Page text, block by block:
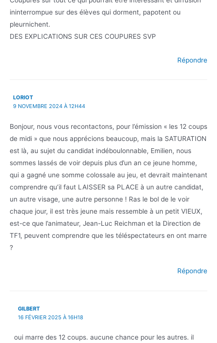
ininterrompue sur des élèves qui dorment, papotent ou
pleurnichent.
DES EXPLICATIONS SUR CES COUPURES SVP
Répondre
LORIOT
9 NOVEMBRE 2024 À 12H44
Bonjour, nous vous recontactons, pour l’émission « les 12 coups
de midi » que nous apprécions beaucoup, mais la SATURATION
est là, au sujet du candidat indéboulonnable, Emilien, nous
sommes lassés de voir depuis plus d’un an ce jeune homme,
qui a gagné une somme colossale au jeu, et devrait maintenant
comprendre qu’il faut LAISSER sa PLACE à un autre candidat,
un autre visage, une autre personne ! Ras le bol de le voir
chaque jour, il est très jeune mais ressemble à un petit VIEUX,
est-ce que l’animateur, Jean-Luc Reichman et la Direction de
TF1, peuvent comprendre que les téléspectateurs en ont marre
?
Répondre
GILBERT
16 FÉVRIER 2025 À 16H18
oui marre des 12 coups. aucune chance pour les autres. il